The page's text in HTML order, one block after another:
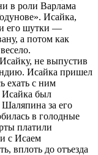
в роли Варлама
Исайка,
и его шутки —
а потом как
не выпустив
Исайка пришел
ехать с ним
Исайка был
Шаляпина за его
в голодные
платили
с Исаем
вплоть до отъезда